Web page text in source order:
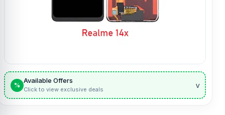
%
Available Offers
Click to view exclusive deals v